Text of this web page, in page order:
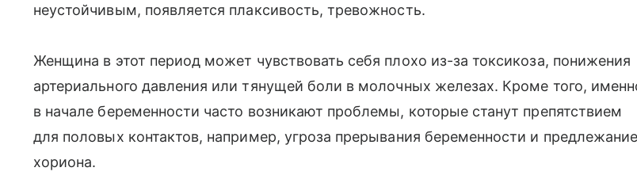
неустойчивым, появляется плаксивость, тревожность.
Женщина в этот период может чувствовать себя плохо из-за токсикоза, понижения
артериального давления или тянущей боли в молочных железах. Кроме того,
в начале беременности часто возникают проблемы, которые станут препятствием
для половых контактов, например, угроза прерывания беременности и предлежание
хориона.